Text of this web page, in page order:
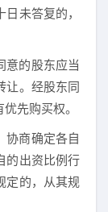
未答复的，
意的股东应当
让。经股东同
先购买权。
协商确定各自
的出资比例行
定的，从其规